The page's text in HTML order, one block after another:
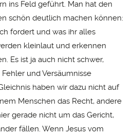
ins Feld geführt. Man hat den
schön deutlich machen können:
fordert und was ihr alles
kleinlaut und erkennen
Es ist ja auch nicht schwer,
und Versäumnisse
haben wir dazu nicht auf
Menschen das Recht, andere
gerade nicht um das Gericht,
fällen. Wenn Jesus vom